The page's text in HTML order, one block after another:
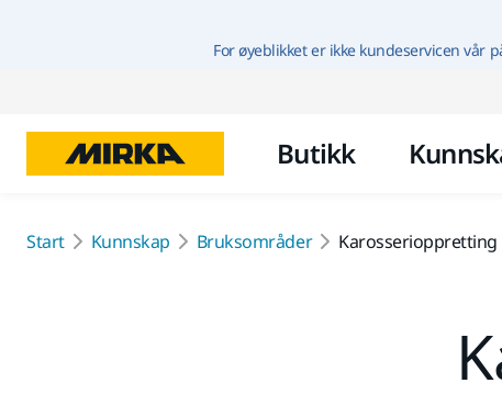
For øyeblikket er ikke kundeservicen vår
Butikk
Start Kunnskap Bruksområder Karosserioppretting